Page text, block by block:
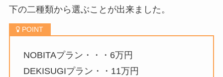
下の二種類から選ぶことが出来ました。
NOBITAプラン・・・6万円
DEKISUGIプラン・・11万円